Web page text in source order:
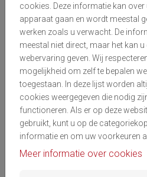
Aanmelden
heeft, voer hier uw email
E-mail:
Wachtwoord:
cookies. Deze informatie kan
apparaat gaan en wordt meestal
werken zoals u verwacht. De
meestal niet direct, maar het kan
webervaring geven. Wij
mogelijkheid om zelf te bepalen
toegestaan. In deze lijst worden
cookies weergegeven die nodig
functioneren. Als er op deze
gebruikt, kunt u op de
informatie en om uw voorkeuren
Meer informatie over cookies